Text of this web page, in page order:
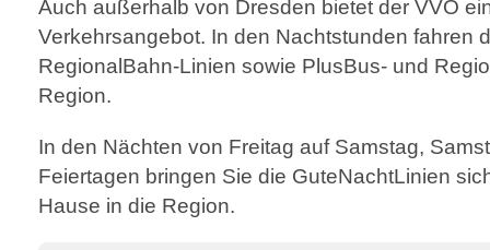
Auch außerhalb von Dresden bietet der VVO
Verkehrsangebot. In den Nachtstunden fahren
RegionalBahn-Linien sowie PlusBus- und
Region.
In den Nächten von Freitag auf Samstag,
Feiertagen bringen Sie die GuteNachtLinien
Hause in die Region.